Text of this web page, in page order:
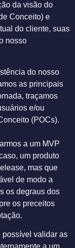
da visão do
Conceito) e
do cliente, suas
nosso
do nosso
as principais
traçamos
e/ou
(POCs).
a um MVP
um produto
mas que
de modo a
os degraus dos
os preceitos
possível validar as
a um